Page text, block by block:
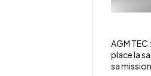
AGM
place la
sa mission